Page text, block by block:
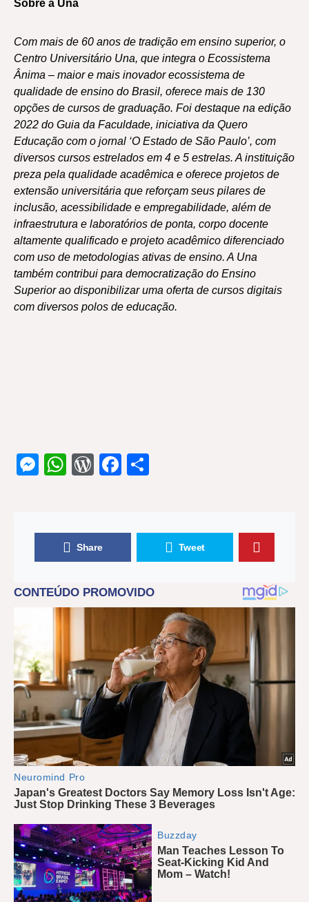
Sobre a Una
Com mais de 60 anos de tradição em ensino superior, o
Centro Universitário Una, que integra o Ecossistema
Ânima – maior e mais inovador ecossistema de
qualidade de ensino do Brasil, oferece mais de 130
opções de cursos de graduação. Foi destaque na edição
2022 do Guia da Faculdade, iniciativa da Quero
Educação com o jornal ‘O Estado de São Paulo’, com
diversos cursos estrelados em 4 e 5 estrelas. A instituição
preza pela qualidade acadêmica e oferece projetos de
extensão universitária que reforçam seus pilares de
inclusão, acessibilidade e empregabilidade, além de
infraestrutura e laboratórios de ponta, corpo docente
altamente qualificado e projeto acadêmico diferenciado
com uso de metodologias ativas de ensino. A Una
também contribui para democratização do Ensino
Superior ao disponibilizar uma oferta de cursos digitais
com diversos polos de educação.
Messenger
WhatsApp
WordPress
Facebook
Share Tweet